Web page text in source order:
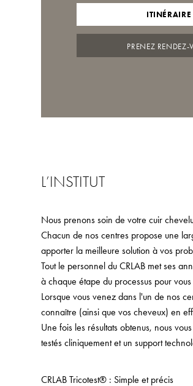
ITINÉRAIRE
PRENEZ RENDEZ-
L’INSTITUT
Nous prenons soin de votre cuir
Chacun de nos centres propose une
apporter la meilleure solution à vos
Tout le personnel du CRLAB met ses
à chaque étape du processus pour
Lorsque vous venez dans l'un de nos
connaître (ainsi que vos cheveux) en
Une fois les résultats obtenus, nous
testés cliniquement et un support
CRLAB Tricotest® : Simple et précis